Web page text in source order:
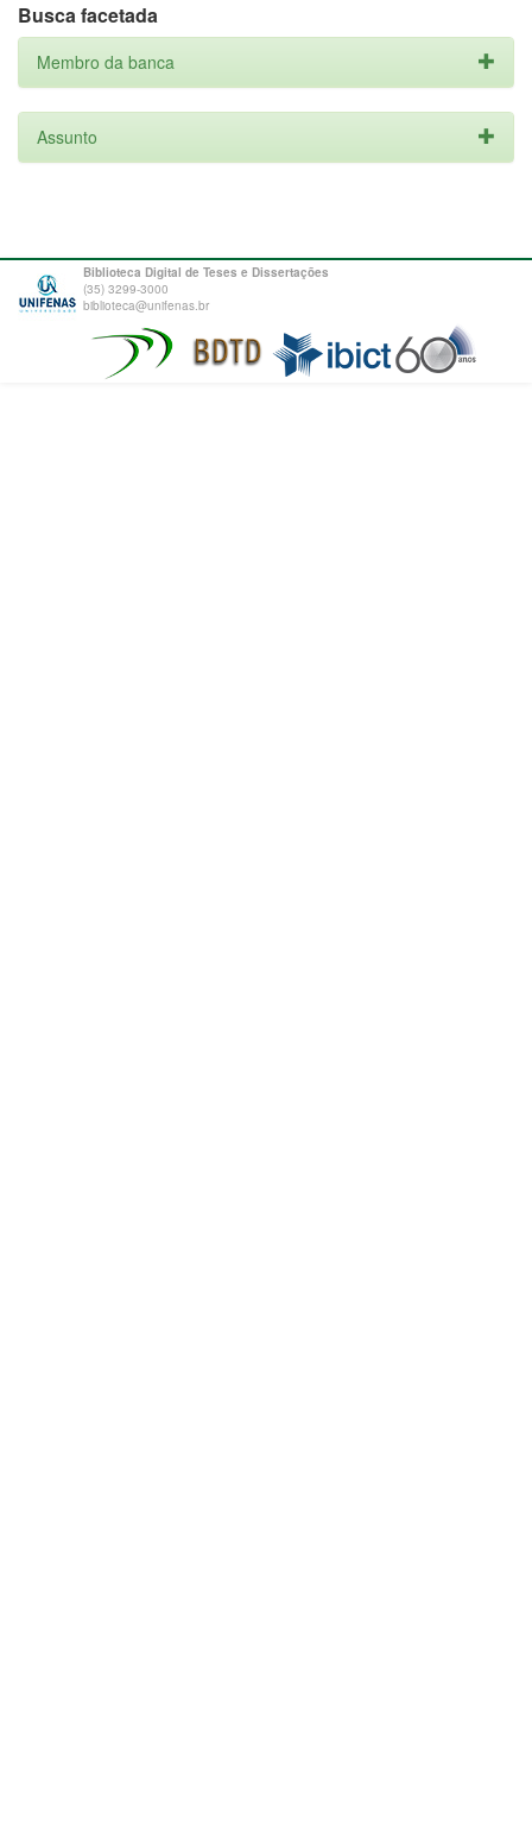
Busca facetada
Membro da banca
Assunto
Biblioteca Digital de Teses e Dissertações
(35) 3299-3000
biblioteca@unifenas.br